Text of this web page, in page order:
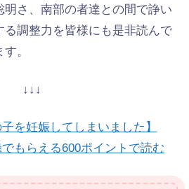
さ、南部の者達との間で諍い
る調整力を皆様にも是非読んで
。
↓↓↓
を妊娠してしまいました】
もらえる600ポイントで読む